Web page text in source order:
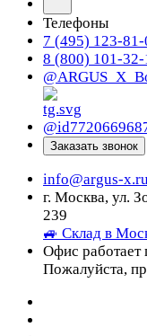
Телефоны
7 (495) 123-81-
8 (800) 101-32-
Заказать звонок
info@argus-x.ru
г. Москва, ул.
239
🚙 Склад в
Офис работает
Пожалуйста,